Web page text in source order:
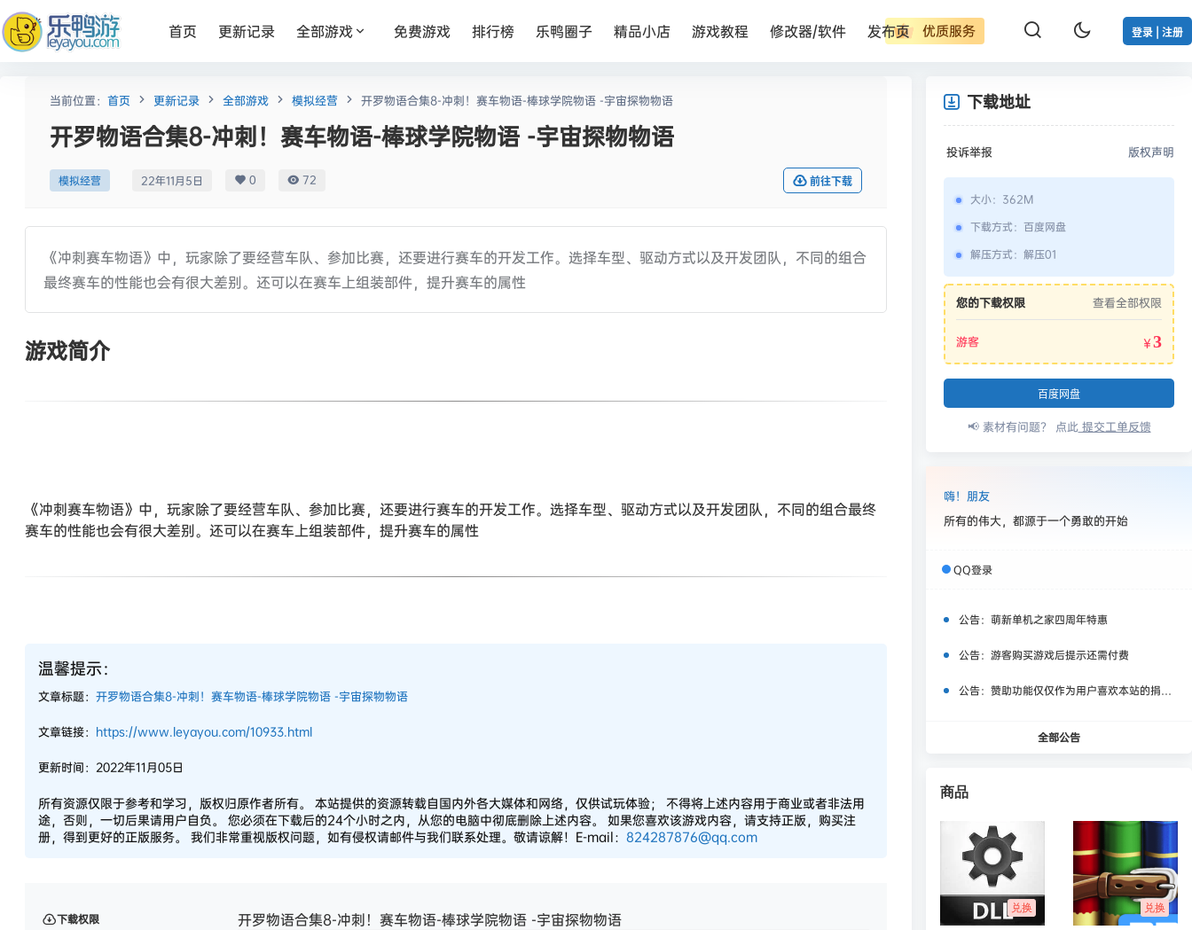
优质服务 登录 | 注册
首页 更新记录 全部游戏 免费游戏 排行榜 乐鸭圈子 精品小店 游戏教程 修改器/软件 发布页
当前位置： 首页 更新记录 全部游戏 模拟经营 开罗物语合集8-冲刺！赛车物语-棒球学院物语 -宇宙探物物语
开罗物语合集8-冲刺！赛车物语-棒球学院物语 -宇宙探物物语
模拟经营 22年11月5日 0 72 前往下载
《冲刺赛车物语》中，玩家除了要经营车队、参加比赛，还要进行赛车的开发工作。选择车型、驱动方式以及开发团队，不同的组合
最终赛车的性能也会有很大差别。还可以在赛车上组装部件，提升赛车的属性
游戏简介
《冲刺赛车物语》中，玩家除了要经营车队、参加比赛，还要进行赛车的开发工作。选择车型、驱动方式以及开发团队，不同的组合最终
赛车的性能也会有很大差别。还可以在赛车上组装部件，提升赛车的属性
温馨提示：
文章标题： 开罗物语合集8-冲刺！赛车物语-棒球学院物语 -宇宙探物物语
文章链接： https://www.leyayou.com/10933.html
更新时间：2022年11月05日
所有资源仅限于参考和学习，版权归原作者所有。 本站提供的资源转载自国内外各大媒体和网络，仅供试玩体验； 不得将上述内容用于商业或者非法用
途，否则，一切后果请用户自负。 您必须在下载后的24个小时之内，从您的电脑中彻底删除上述内容。 如果您喜欢该游戏内容，请支持正版，购买注
册，得到更好的正版服务。 我们非常重视版权问题，如有侵权请邮件与我们联系处理。敬请谅解！E-mail： 824287876@qq.com
下载权限
开罗物语合集8-冲刺！赛车物语-棒球学院物语 -宇宙探物物语
下载地址
投诉举报 版权声明
大小： 362M
下载方式： 百度网盘
解压方式： 解压01
您的下载权限 查看全部权限
游客 ￥3
百度网盘
📢 素材有问题？ 点此提交工单反馈
嗨！朋友
所有的伟大，都源于一个勇敢的开始
QQ登录
公告： 萌新单机之家四周年特惠
公告： 游客购买游戏后提示还需付费
公告： 赞助功能仅仅作为用户喜欢本站的捐赠打赏功能，同时赞助费用也将作为服务器费用,网盘扩容费用等，所有内容不作为商业行为。
全部公告
商品
兑换 兑换